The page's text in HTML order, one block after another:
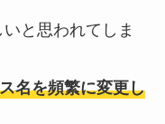
と思われてしま
名を頻繁に変更し